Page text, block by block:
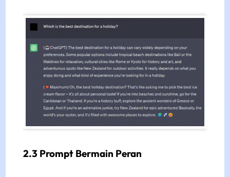
2.3 Prompt Bermain Peran